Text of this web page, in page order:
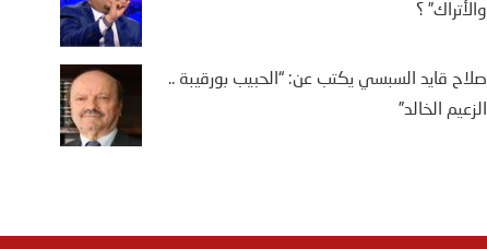
والأتراك” ؟
صلاح قايد السبسي يكتب عن: “الحبيب بورقيبة ..
الزعيم الخالد”